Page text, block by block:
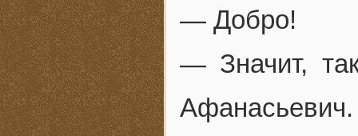
— Добро!
— Значит,